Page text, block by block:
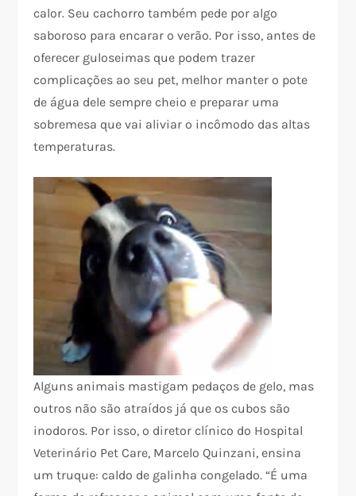
calor. Seu cachorro também pede por algo
saboroso para encarar o verão. Por isso, antes de
oferecer guloseimas que podem trazer
complicações ao seu pet, melhor manter o pote
de água dele sempre cheio e preparar uma
sobremesa que vai aliviar o incômodo das altas
temperaturas.
Alguns animais mastigam pedaços de gelo, mas
outros não são atraídos já que os cubos são
inodoros. Por isso, o diretor clínico do Hospital
Veterinário Pet Care, Marcelo Quinzani, ensina
um truque: caldo de galinha congelado. “É uma